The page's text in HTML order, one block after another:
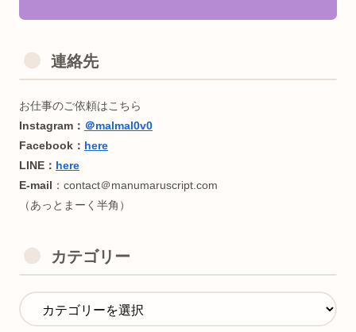
・機械学習モデル構築
＜受賞歴🏆＞
TOKYO STARTUP GATEWAY 2020
＜資格🐥＞（おまけ）
・英検2級（全盛期中三）
・日本語検定3級(謎に)
・RYT200(全米ヨガアライアンス協会)
・Python3認定基礎(🧸目当て)
・Linux Essentials(永久化記念)
・第二種電気工事士(電気風呂自作)
・乙種第4類危険物取扱者(ノリで)
連絡先
カテゴリー